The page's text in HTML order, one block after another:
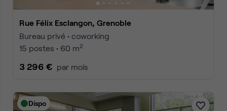
Rue Félix Esclangon, Grenoble
Bureau privé • coworking
15 postes • 60 m2
3 296 € par mois
Dispo